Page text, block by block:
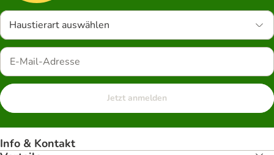
Haustierart auswählen
Jetzt anmelden
Info & Kontakt